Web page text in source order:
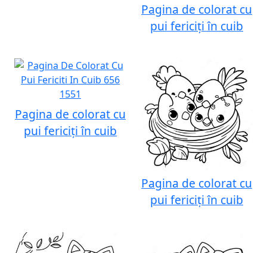
Pagina de colorat cu
pui fericiți în cuib
Pagina de colorat cu
pui fericiți în cuib
Pagina de colorat cu
pui fericiți în cuib